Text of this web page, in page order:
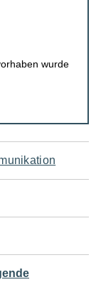
wurde